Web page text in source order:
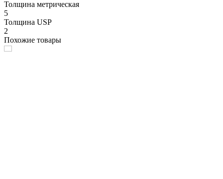
Толщина метрическая
5
Толщина USP
2
Похожие товары